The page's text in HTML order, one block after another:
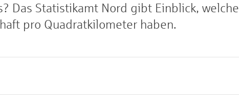
Das Statistikamt Nord gibt Einblick, welche
pro Quadratkilometer haben.